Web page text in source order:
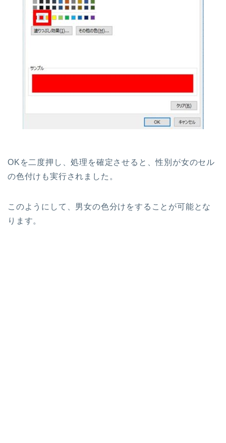
OKを二度押し、処理を確定させると、性別が女のセル
の色付けも実行されました。
このようにして、男女の色分けをすることが可能とな
ります。